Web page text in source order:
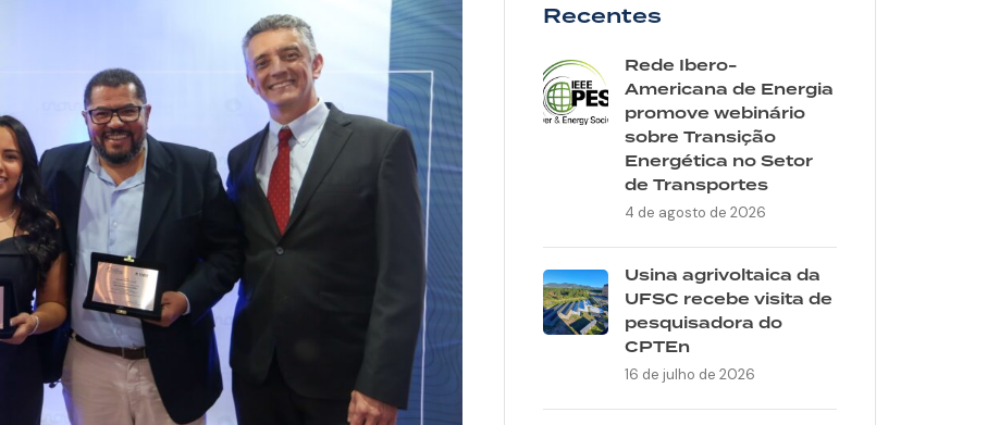
Recentes
Rede Ibero-
Americana de Energia
promove webinário
sobre Transição
Energética no Setor
de Transportes
4 de agosto de 2026
Usina agrivoltaica da
UFSC recebe visita de
pesquisadora do
CPTEn
16 de julho de 2026